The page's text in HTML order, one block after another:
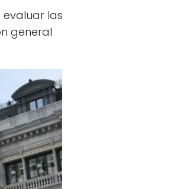
evaluar las
general